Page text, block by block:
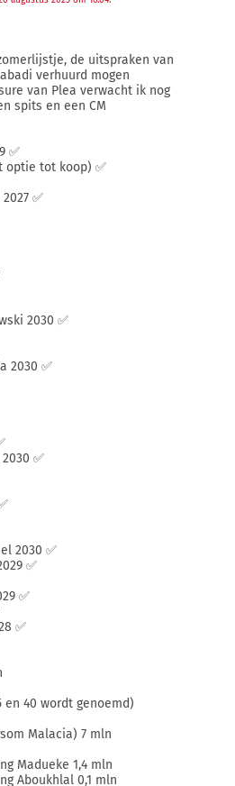
de uitspraken van
verhuurd mogen
van Plea verwacht ik nog
spits en een CM
✅
optie tot koop) ✅
✅
2030 ✅
2030 ✅
✅
2030 ✅
✅
✅
✅
en 40 wordt genoemd)
Malacia) 7 mln
Madueke 1,4 mln
Aboukhlal 0,1 mln